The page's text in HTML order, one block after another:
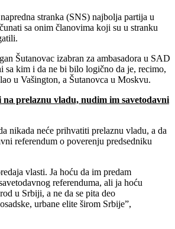
stranka (SNS) najbolja partija u
sa onim članovima koji su u stranku
Šutanovac izabran za ambasadora u SAD
sa kim i da ne bi bilo logično da je, recimo,
u Vašington, a Šutanovca u Moskvu.
prelaznu vladu, nudim im savetodavni
nikada neće prihvatiti prelaznu vladu, a da
referendum o poverenju predsedniku
vlasti. Ja hoću da im predam
referenduma, ali ja hoću
u Srbiji, a ne da se pita deo
urbane elite širom Srbije”,